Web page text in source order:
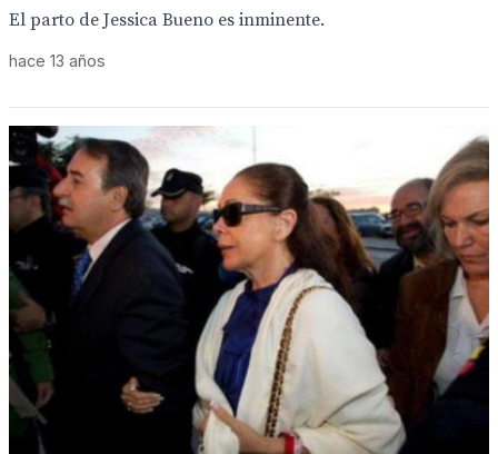
El parto de Jessica Bueno es inminente.
hace 13 años